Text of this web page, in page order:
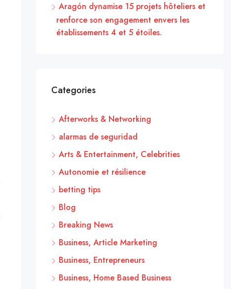
Aragón dynamise 15 projets hôteliers et
renforce son engagement envers les
établissements 4 et 5 étoiles.
Categories
Afterworks & Networking
alarmas de seguridad
Arts & Entertainment, Celebrities
Autonomie et résilience
betting tips
Blog
Breaking News
Business, Article Marketing
Business, Entrepreneurs
Business, Home Based Business